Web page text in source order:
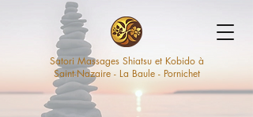
Satori Massages Shiatsu et Kobido à
Saint-Nazaire - La Baule - Pornichet